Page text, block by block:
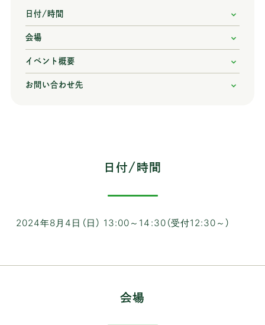
日付/時間
会場
イベント概要
お問い合わせ先
日付/時間
2024年8月4日（日） 13:00～14:30（受付12:30～）
会場